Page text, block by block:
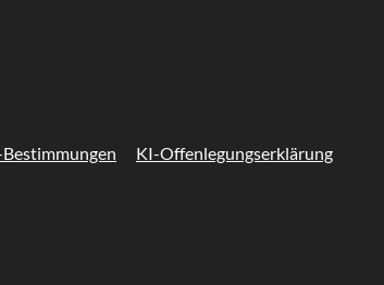
KI-Offenlegungserklärung